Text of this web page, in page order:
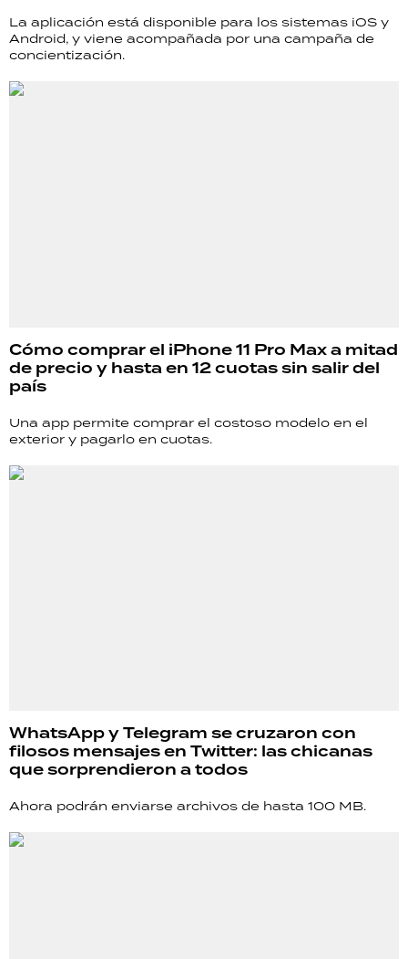
La aplicación está disponible para los sistemas iOS y
Android, y viene acompañada por una campaña de
concientización.
Cómo comprar el iPhone 11 Pro Max a mitad
de precio y hasta en 12 cuotas sin salir del
país
Una app permite comprar el costoso modelo en el
exterior y pagarlo en cuotas.
WhatsApp y Telegram se cruzaron con
filosos mensajes en Twitter: las chicanas
que sorprendieron a todos
Ahora podrán enviarse archivos de hasta 100 MB.